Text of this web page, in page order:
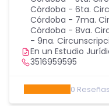
Córdoba - 6ta.
Córdoba - 7ma.
Córdoba - 8va.
- 9na.
En un Estudio
3516959595
0 Reseñas